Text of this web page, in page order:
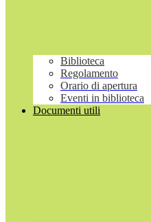
Biblioteca
Regolamento
Orario di apertura
Eventi in biblioteca
Documenti utili